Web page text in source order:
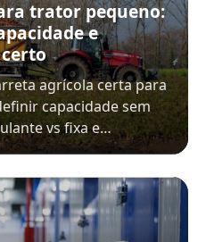
trator pequeno:
e
agrícola certa para
capacidade sem
vs fixa e…